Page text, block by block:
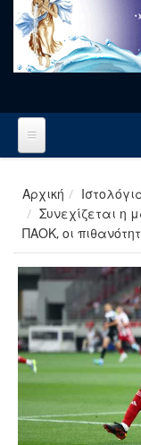
Αρχική
Συνεχίζεται η
ΠΑΟΚ, οι